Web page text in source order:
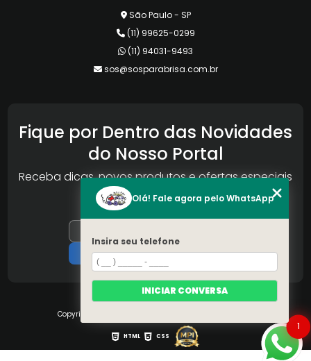
São Paulo - SP
(11) 99625-0299
(11) 94031-9493
sos@sosparabrisa.com.br
Fique por Dentro das Novidades
do Nosso Portal
Receba dicas, novos produtos e ofertas especiais
da Reconlog
Copyright © S.O.S Pára-brisa. (Lei 9610 de 19/02/1998)
HTML CSS
1
Olá! Fale agora pelo WhatsApp
Insira seu telefone
INICIAR CONVERSA